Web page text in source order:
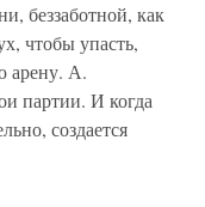
беззаботной, как
чтобы упасть,
арену. А.
партии. И когда
создается